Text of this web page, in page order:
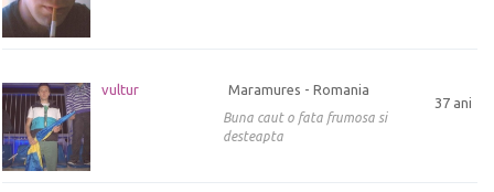
vultur
37 ani
Maramures - Romania
Buna caut o fata frumosa si
desteapta